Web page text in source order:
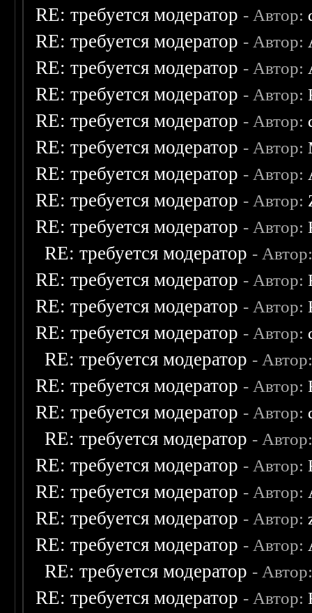
RE: требуется модератор - Автор:
RE: требуется модератор - Автор:
RE: требуется модератор - Автор:
RE: требуется модератор - Автор:
RE: требуется модератор - Автор:
RE: требуется модератор - Автор:
RE: требуется модератор - Автор:
RE: требуется модератор - Автор:
RE: требуется модератор - Автор:
RE: требуется модератор -
RE: требуется модератор - Автор:
RE: требуется модератор - Автор:
RE: требуется модератор - Автор:
RE: требуется модератор -
RE: требуется модератор - Автор:
RE: требуется модератор - Автор:
RE: требуется модератор -
RE: требуется модератор - Автор:
RE: требуется модератор - Автор:
RE: требуется модератор - Автор:
RE: требуется модератор - Автор:
RE: требуется модератор -
RE: требуется модератор - Автор: